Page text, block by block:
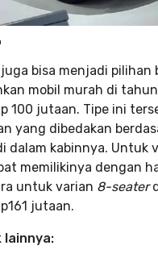
bisa menjadi pilihan
mobil murah di
100 jutaan. Tipe ini
yang dibedakan
dalam kabinnya. Untuk
memilikinya dengan
untuk varian 8-seater
jutaan.
lainnya: